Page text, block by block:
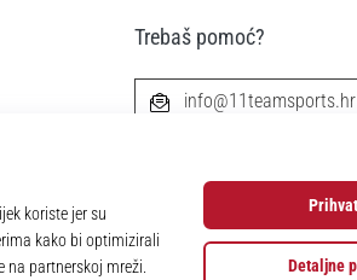
Trebaš pomoć?
info@11teamsports.hr